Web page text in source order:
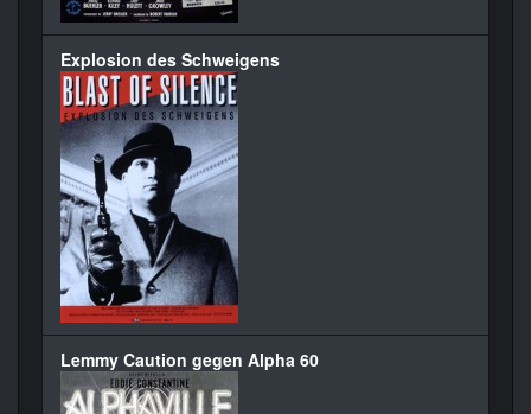
Explosion des Schweigens
Lemmy Caution gegen Alpha 60